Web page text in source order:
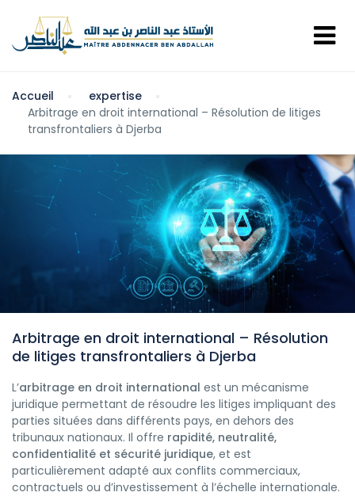
Accueil
expertise
Arbitrage en droit international – Résolution de litiges
transfrontaliers à Djerba
Arbitrage en droit international – Résolution
de litiges transfrontaliers à Djerba
L’arbitrage en droit international est un mécanisme
juridique permettant de résoudre les litiges impliquant des
parties situées dans différents pays, en dehors des
tribunaux nationaux. Il offre rapidité, neutralité,
confidentialité et sécurité juridique, et est
particulièrement adapté aux conflits commerciaux,
contractuels ou d’investissement à l’échelle internationale.